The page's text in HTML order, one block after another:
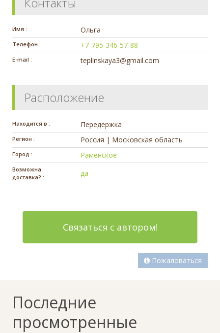
Имя : Ольга
Телефон : +7-795-346-57-88
E-mail : teplinskaya3@gmail.com
Расположение
Находится в : Передержка
Регион : Россия | Московская область
Город : Раменское
Возможна
доставка? :
да
Связаться с автором!
Пожаловаться
Последние
просмотренные